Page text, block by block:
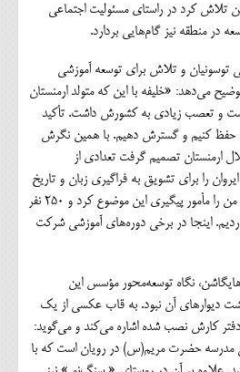
تلاش کرد در راستای مسئولیت اجتماعی
در منطقه نیز گام‌هایی بردارد.
توسونیان و تلاش برای توسعه آموزشی
می‌دهد: «خلیفه با این که متولد ارمنستان
و تعصب زیادی به کشورش داشت. تأکید
حفظ کنیم و گسترش دهیم. با همین نگرش
ارمنستان تصمیم گرفت تعدادی از
را برای تشویق به فراگیری زبان و تاریخ
ادبیات فارسی به اردوگاه بیاورد. من را مأمور پیگیری این موضوع کرد و ۲۵۰ نفر
اینجا در برخی دوره‌های آموزشی شرکت
نگاه توسعه‌محور مؤسس این
دیوارهای آن نبود. به قاب عکسی از یک
کارش نصب شده اشاره می‌کند و می‌گوید:
مدرسه حضرت مریم(س) در رویان است که با